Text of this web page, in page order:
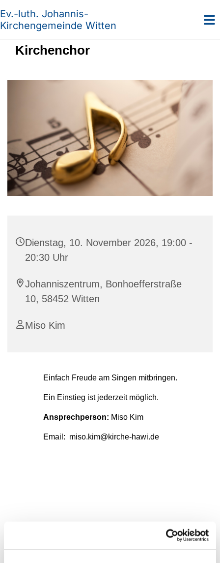
Ev.-luth. Johannis-
Kirchengemeinde Witten
Kirchenchor
Dienstag, 10. November 2026, 19:00 -
20:30 Uhr
Johanniszentrum, Bonhoefferstraße
10, 58452 Witten
Miso Kim
Einfach Freude am Singen mitbringen.
Ein Einstieg ist jederzeit möglich.
Ansprechperson: Miso Kim
Email: miso.kim@kirche-hawi.de